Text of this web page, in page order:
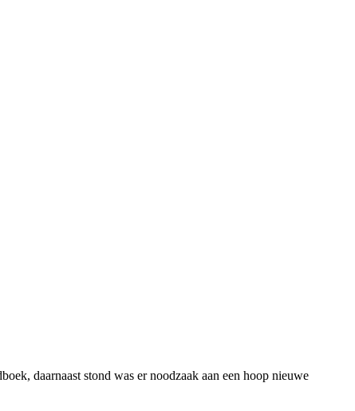
daarnaast stond was er noodzaak aan een hoop nieuwe